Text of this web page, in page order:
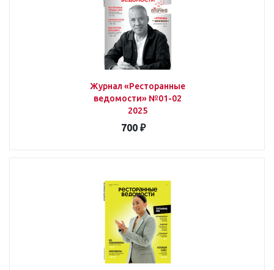
Журнал «Ресторанные
ведомости» №01-02
2025
700 ₽